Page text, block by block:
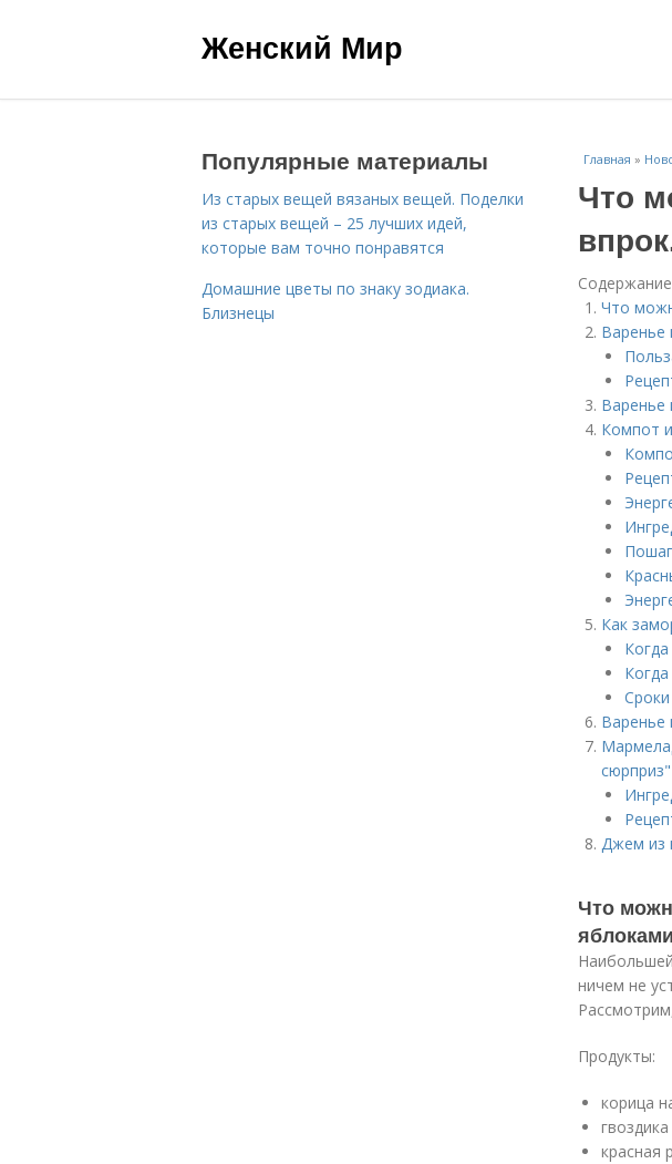
Женский Мир
Главная »
Что
Содержание
Что
Варенье
Варенье
Компот
Как
Варенье
сюрприз"
Джем из
Что
яблоками
ничем не
Продукты:
корица
красная
Популярные материалы
Из старых вещей вязаных вещей. Поделки
из старых вещей – 25 лучших идей,
которые вам точно понравятся
Домашние цветы по знаку зодиака.
Близнецы